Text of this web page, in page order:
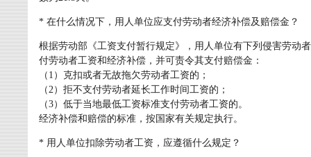
* 在什么情况下，用人单位应支付劳动者经济补偿及赔偿金？
根据劳动部《工资支付暂行规定》，用人单位有下列侵害劳动
付劳动者工资和经济补偿，并可责令其支付赔偿金：
（1）克扣或者无故拖欠劳动者工资的；
（2）拒不支付劳动者延长工作时间工资的；
（3）低于当地最低工资标准支付劳动者工资的。
经济补偿和赔偿的标准，按国家有关规定执行。
* 用人单位扣除劳动者工资，应遵循什么规定？